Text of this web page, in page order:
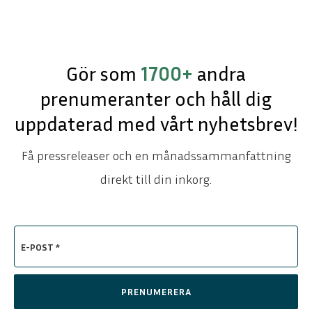
Gör som 1700+ andra
prenumeranter och håll dig
uppdaterad med vårt nyhetsbrev!
Få pressreleaser och en månadssammanfattning
direkt till din inkorg.
E-POST *
PRENUMERERA